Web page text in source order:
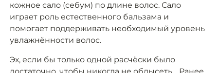
кожное сало (себум) по длине волос. Сало
играет роль естественного бальзама и
помогает поддерживать необходимый уровень
увлажнённости волос.
Эх, если бы только одной расчёски было